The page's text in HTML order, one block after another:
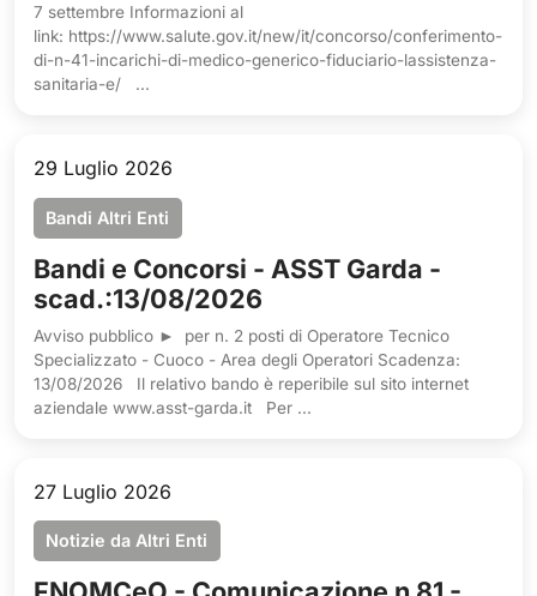
7 settembre Informazioni al
link: https://www.salute.gov.it/new/it/concorso/conferimento-
di-n-41-incarichi-di-medico-generico-fiduciario-lassistenza-
sanitaria-e/ ...
29 Luglio 2026
Bandi Altri Enti
Bandi e Concorsi - ASST Garda -
scad.:13/08/2026
Avviso pubblico ► per n. 2 posti di Operatore Tecnico
Specializzato - Cuoco - Area degli Operatori Scadenza:
13/08/2026 Il relativo bando è reperibile sul sito internet
aziendale www.asst-garda.it Per ...
27 Luglio 2026
Notizie da Altri Enti